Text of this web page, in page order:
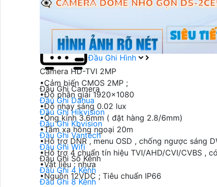
Switch Dahua
Thiết Bị Mạng KBvision
Đầu Ghi Hình
Đầu Ghi Camera
Đầu Ghi Dahua
Đầu Ghi Hikvision
Đầu Ghi Kbvision
Đầu Ghi Vantech
Đầu Ghi Wifi
Đầu Ghi Số Kênh
Đầu Ghi 4 Kênh
Đầu Ghi 8 Kênh
Camera HD-TVI 2MP
•Cảm biến CMOS 2MP ;
•Độ phân giải 1920x1080
•Độ nhạy sáng 0.02 lux
•Ống kính 3.6mm ( đặt hàng 2.8/6mm)
•Tầm xa hồng ngoại 20m
•Hỗ trợ DNR , menu OSD , chống ngược sáng
•Hỗ trợ 4 chuẩn tín hiệu TVI/AHD/CVI/CVBS ,
•Vật liệu : nhựa
•Nguồn 12VDC ; Tiêu chuẩn IP66